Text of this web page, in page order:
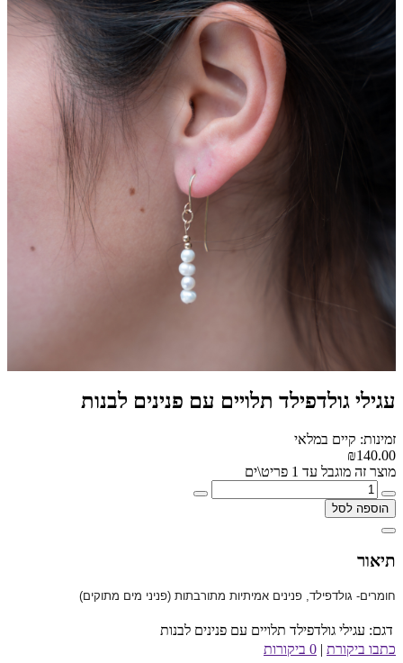
עגילי גולדפילד תלויים עם פנינים לבנות
זמינות: קיים במלאי
₪140.00
מוצר זה מוגבל עד 1 פריט\ים
הוספה לסל
תיאור
חומרים- גולדפילד, פנינים אמיתיות מתורבתות (פניני מים מתוקים)
דגם: עגילי גולדפילד תלויים עם פנינים לבנות
כתבו ביקורת | 0 ביקורות